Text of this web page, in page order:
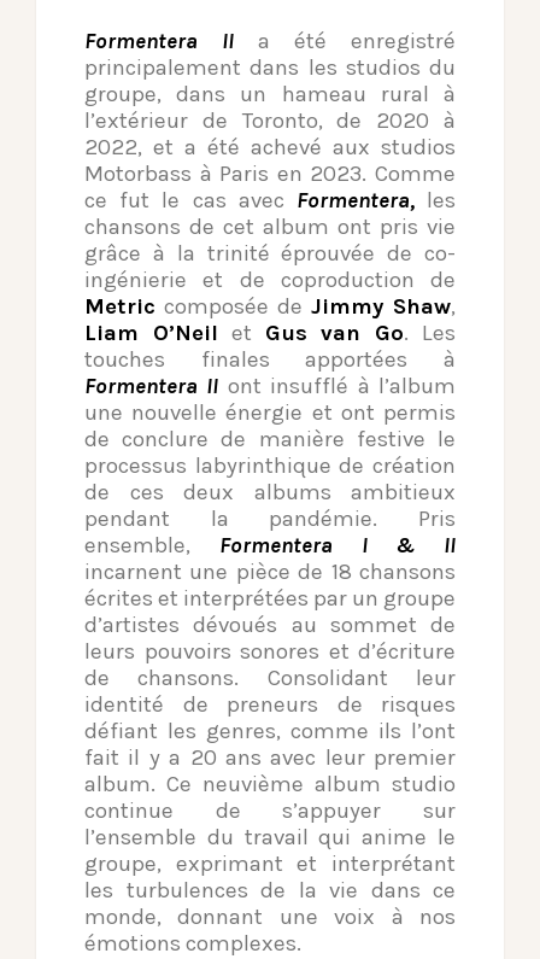
Formentera II a été enregistré
principalement dans les studios du
groupe, dans un hameau rural à
l’extérieur de Toronto, de 2020 à
2022, et a été achevé aux studios
Motorbass à Paris en 2023. Comme
ce fut le cas avec Formentera,les
chansons de cet album ont pris vie
grâce à la trinité éprouvée de co-
ingénierie et de coproduction de
Metric composée de Jimmy Shaw,
Liam O’Neil et Gus van Go. Les
touches finales apportées à
Formentera II ont insufflé à l’album
une nouvelle énergie et ont permis
de conclure de manière festive le
processus labyrinthique de création
de ces deux albums ambitieux
pendant la pandémie. Pris
ensemble, Formentera I & II
incarnent une pièce de 18 chansons
écrites et interprétées par un groupe
d’artistes dévoués au sommet de
leurs pouvoirs sonores et d’écriture
de chansons. Consolidant leur
identité de preneurs de risques
défiant les genres, comme ils l’ont
fait il y a 20 ans avec leur premier
album. Ce neuvième album studio
continue de s’appuyer sur
l’ensemble du travail qui anime le
groupe, exprimant et interprétant
les turbulences de la vie dans ce
monde, donnant une voix à nos
émotions complexes.